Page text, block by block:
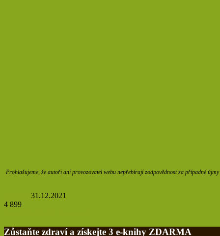
Prohlašujeme, že autoři ani provozovatel webu nepřebírají zodpovědnost za případné
31.12.2021
4 899
Zůstaňte zdraví a získejte 3 e-knihy ZDARMA